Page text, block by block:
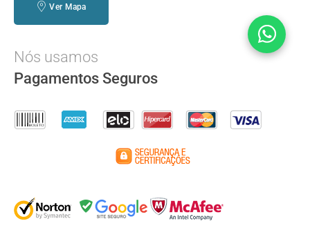
Ver Mapa
Nós usamos
Pagamentos Seguros